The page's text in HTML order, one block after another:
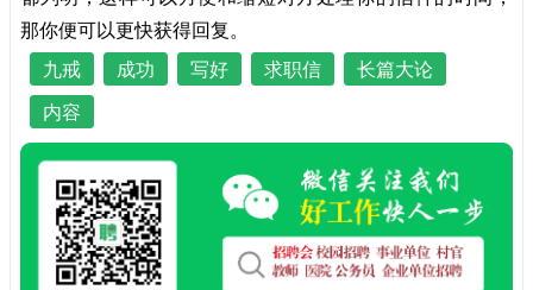
那你便可以更快获得回复。
九戒
成功 写好 求职信 长篇大论
内容